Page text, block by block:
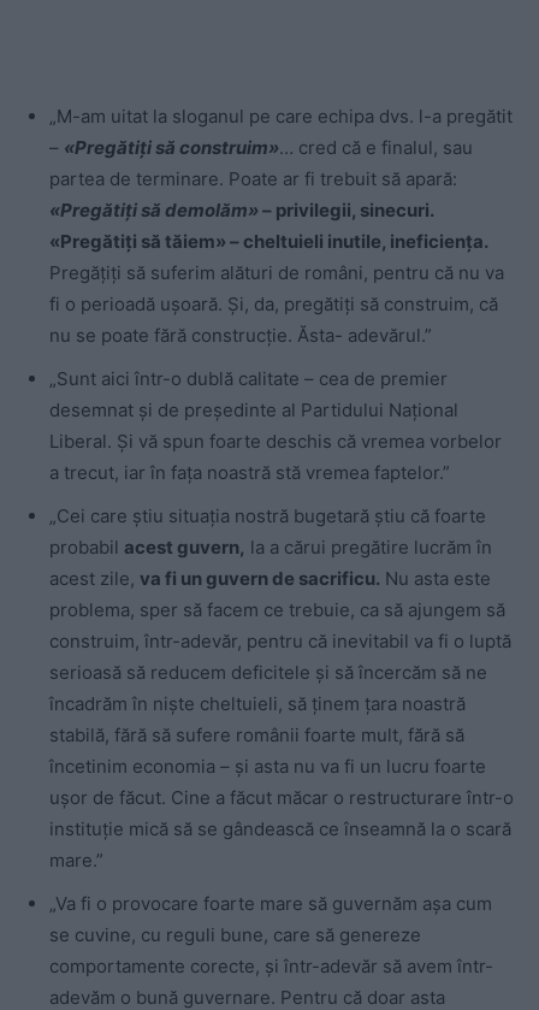
„M-am uitat la sloganul pe care echipa dvs. l-a pregătit
– «Pregătiți să construim»… cred că e finalul, sau
partea de terminare. Poate ar fi trebuit să apară:
«Pregătiți să demolăm»– privilegii, sinecuri.
«Pregătiți să tăiem» – cheltuieli inutile, ineficiența.
Pregățiți să suferim alături de români, pentru că nu va
fi o perioadă ușoară. Și, da, pregătiți să construim, că
nu se poate fără construcție. Ăsta- adevărul.”
„Sunt aici într-o dublă calitate – cea de premier
desemnat și de președinte al Partidului Național
Liberal. Și vă spun foarte deschis că vremea vorbelor
a trecut, iar în fața noastră stă vremea faptelor.”
„Cei care știu situația nostră bugetară știu că foarte
probabil acest guvern, la a cărui pregătire lucrăm în
acest zile, va fi un guvern de sacrificu. Nu asta este
problema, sper să facem ce trebuie, ca să ajungem să
construim, într-adevăr, pentru că inevitabil va fi o luptă
serioasă să reducem deficitele și să încercăm să ne
încadrăm în niște cheltuieli, să ținem țara noastră
stabilă, fără să sufere românii foarte mult, fără să
încetinim economia – și asta nu va fi un lucru foarte
ușor de făcut. Cine a făcut măcar o restructurare într-o
instituție mică să se gândească ce înseamnă la o scară
mare.”
„Va fi o provocare foarte mare să guvernăm așa cum
se cuvine, cu reguli bune, care să genereze
comportamente corecte, și într-adevăr să avem într-
adevăm o bună guvernare. Pentru că doar asta